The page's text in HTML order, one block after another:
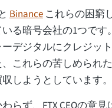
Binance これらの困窮
る暗号会社の1つです
デジタルにクレジッ
これらの苦しめられ
しようとしています。